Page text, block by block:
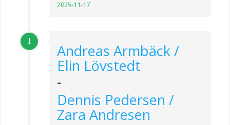
2025-11-17
1
Andreas Armbäck /
Elin Lövstedt
-
Dennis Pedersen /
Zara Andresen